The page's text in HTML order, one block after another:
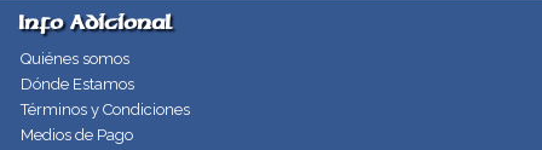
Info Adicional
Quiénes somos
Dónde Estamos
Términos y Condiciones
Medios de Pago